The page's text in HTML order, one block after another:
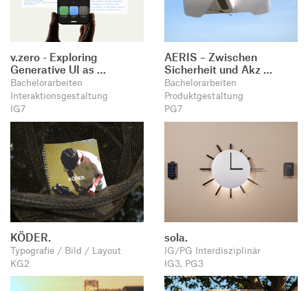
v.zero - Exploring
Generative UI as …
Bachelorarbeiten
Interaktionsgestaltung
IG7
AERIS – Zwischen
Sicherheit und Akz …
Bachelorarbeiten
Produktgestaltung
PG7
KÖDER.
Typografie / Bild / Layout
KG2
sola.
IG/PG Interdisziplinär
IG3, PG3